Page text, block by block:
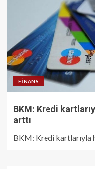
FINANS
BKM: Kredi
arttı
BKM: Kredi kartlarıyla